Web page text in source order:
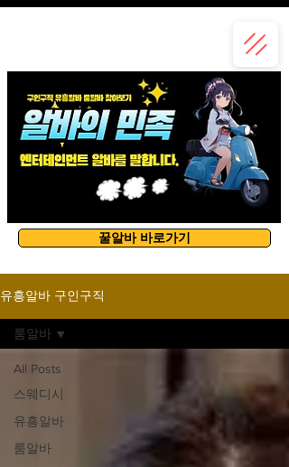
꿀알바 바로가기
유흥알바 구인구직
All Posts
스웨디시
유흥알바
룸알바
룸알바